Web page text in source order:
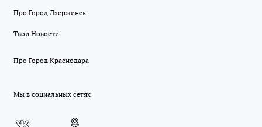
Про Город Дзержинск
Твои Новости
Про Город Краснодара
Мы в социальных сетях